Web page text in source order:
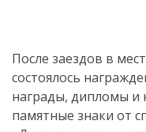
После заездов в
состоялось
награды, дипломы и
памятные знаки от